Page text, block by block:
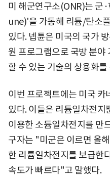
미 해군연구소(ONR)는 군
une)'을 가동해 리튬/탄소
있다. 넵튠은 미국의 국가
원 프로그램으로 국방 분야
할 수 있는 기술의 상용화
이번 프로젝트에는 미국
있다. 이들은 리튬일차전
이용한 소듐일차전지를 만
구자는 "미군은 이르면 올
한 리튬일차전지를 보급한
속도가 빠르다"고 말했다.